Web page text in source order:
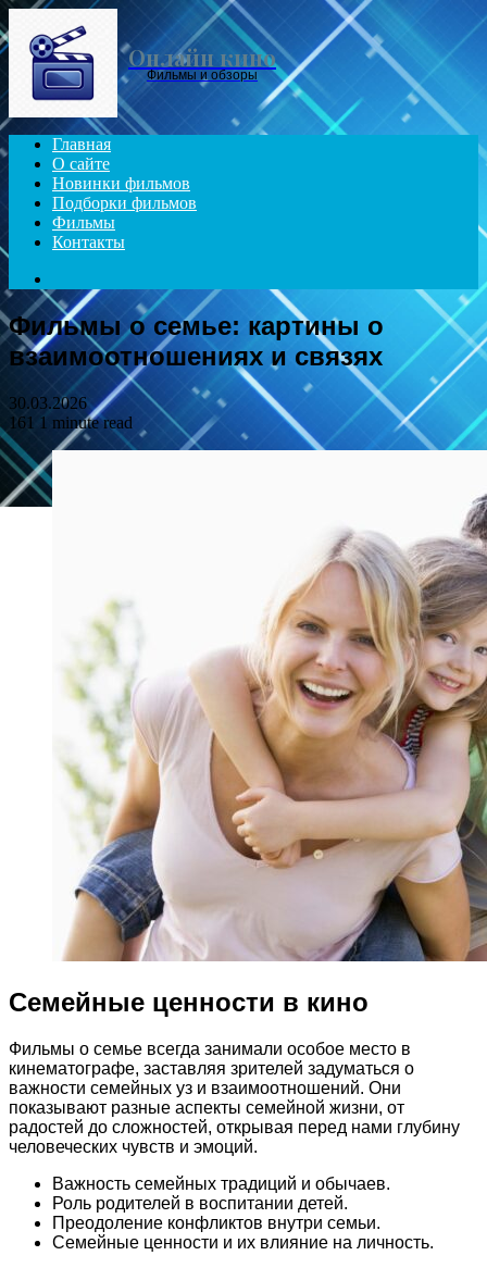
Menu
Онлайн кино
Фильмы и обзоры
Главная
О сайте
Новинки фильмов
Подборки фильмов
Фильмы
Контакты
for
Фильмы о семье: картины о
взаимоотношениях и связях
30.03.2026
161 1 minute read
Семейные ценности в кино
Фильмы о семье всегда занимали особое место в
кинематографе, заставляя зрителей задуматься о
важности семейных уз и взаимоотношений. Они
показывают разные аспекты семейной жизни, от
радостей до сложностей, открывая перед нами глубину
человеческих чувств и эмоций.
Важность семейных традиций и обычаев.
Роль родителей в воспитании детей.
Преодоление конфликтов внутри семьи.
Семейные ценности и их влияние на личность.